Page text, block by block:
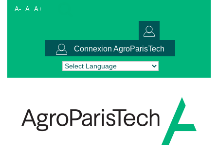
A- A A+
Connexion AgroParisTech
Powered by Translate